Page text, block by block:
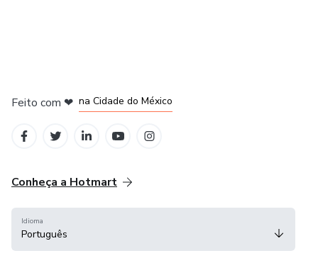
Feito com ❤ na Cidade do México
Conheça a Hotmart
Idioma
Português